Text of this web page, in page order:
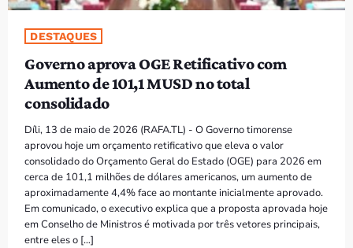
PORTUGUÊS keyboard_arrow_down
TÉTUM
PORTUGUÊS
PRÓXIMOS PROGRAMAS
Bom dia RAFA
7:00 AM - 10:00 AM
Bom dia RAFA
7:00 AM - 9:00 AM
DESTAQUES
Governo aprova OGE Retificativo com
Aumento de 101,1 MUSD no total
consolidado
Díli, 13 de maio de 2026 (RAFA.TL) - O Governo timorense
aprovou hoje um orçamento retificativo que eleva o valor
consolidado do Orçamento Geral do Estado (OGE) para 2026 em
cerca de 101,1 milhões de dólares americanos, um aumento de
aproximadamente 4,4% face ao montante inicialmente aprovado.
Em comunicado, o executivo explica que a proposta aprovada hoje
em Conselho de Ministros é motivada por três vetores principais,
entre eles o […]